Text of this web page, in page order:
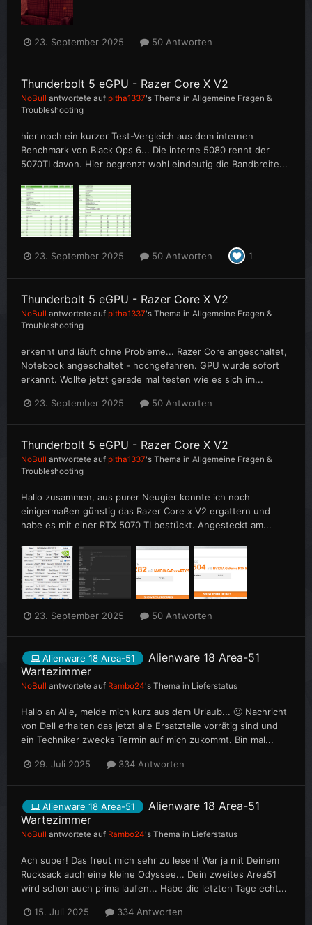
23. September 2025 50 Antworten
Thunderbolt 5 eGPU - Razer Core X V2
NoBull antwortete auf pitha1337's Thema in Allgemeine Fragen &
Troubleshooting
hier noch ein kurzer Test-Vergleich aus dem internen
Benchmark von Black Ops 6... Die interne 5080 rennt der
5070TI davon. Hier begrenzt wohl eindeutig die Bandbreite...
23. September 2025 50 Antworten 1
Thunderbolt 5 eGPU - Razer Core X V2
NoBull antwortete auf pitha1337's Thema in Allgemeine Fragen &
Troubleshooting
erkennt und läuft ohne Probleme... Razer Core angeschaltet,
Notebook angeschaltet - hochgefahren. GPU wurde sofort
erkannt. Wollte jetzt gerade mal testen wie es sich im...
23. September 2025 50 Antworten
Thunderbolt 5 eGPU - Razer Core X V2
NoBull antwortete auf pitha1337's Thema in Allgemeine Fragen &
Troubleshooting
Hallo zusammen, aus purer Neugier konnte ich noch
einigermaßen günstig das Razer Core x V2 ergattern und
habe es mit einer RTX 5070 TI bestückt. Angesteckt am...
23. September 2025 50 Antworten
Alienware 18 Area-51
Alienware 18 Area-51
Wartezimmer
NoBull antwortete auf Rambo24's Thema in Lieferstatus
Hallo an Alle, melde mich kurz aus dem Urlaub... 🙂 Nachricht
von Dell erhalten das jetzt alle Ersatzteile vorrätig sind und
ein Techniker zwecks Termin auf mich zukommt. Bin mal...
29. Juli 2025 334 Antworten
Alienware 18 Area-51
Alienware 18 Area-51
Wartezimmer
NoBull antwortete auf Rambo24's Thema in Lieferstatus
Ach super! Das freut mich sehr zu lesen! War ja mit Deinem
Rucksack auch eine kleine Odyssee... Dein zweites Area51
wird schon auch prima laufen... Habe die letzten Tage echt...
15. Juli 2025 334 Antworten